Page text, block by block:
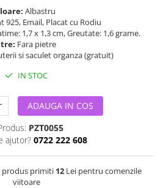
Albastru
925, Email, Placat cu Rodiu
1,7 x 1,3 cm, Greutate: 1,6 grame.
Fara pietre
si saculet organza (gratuit)
IN STOC
ADAUGA IN COS
PZT0055
ajutor? 0722 222 608
produs primiti 12Lei pentru comenzile
viitoare